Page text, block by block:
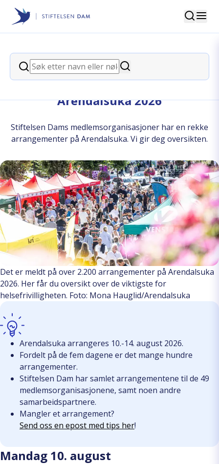
Stiftelsen Dam
Søk
Søk
Søk
back
Møt helsefrivilligheten på
Arendalsuka 2026
Stiftelsen Dams medlemsorganisasjoner har en rekke
arrangementer på Arendalsuka. Vi gir deg oversikten.
Det er meldt på over 2.200 arrangementer på Arendalsuka
2026. Her får du oversikt over de viktigste for
helsefrivilligheten. Foto: Mona Hauglid/Arendalsuka
Arendalsuka arrangeres 10.-14. august 2026.
Fordelt på de fem dagene er det mange hundre
arrangementer.
Stiftelsen Dam har samlet arrangementene til de 49
medlemsorganisasjonene, samt noen andre
samarbeidspartnere.
Mangler et arrangement?
Send oss en epost med tips her!
Mandag 10. august